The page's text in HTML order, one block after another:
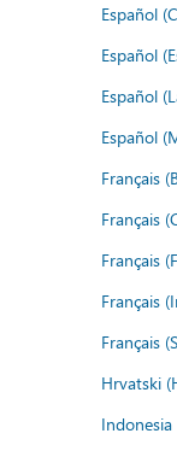
Español
Español
Español
Español
Français
Français
Français
Français
Français
Hrvatski